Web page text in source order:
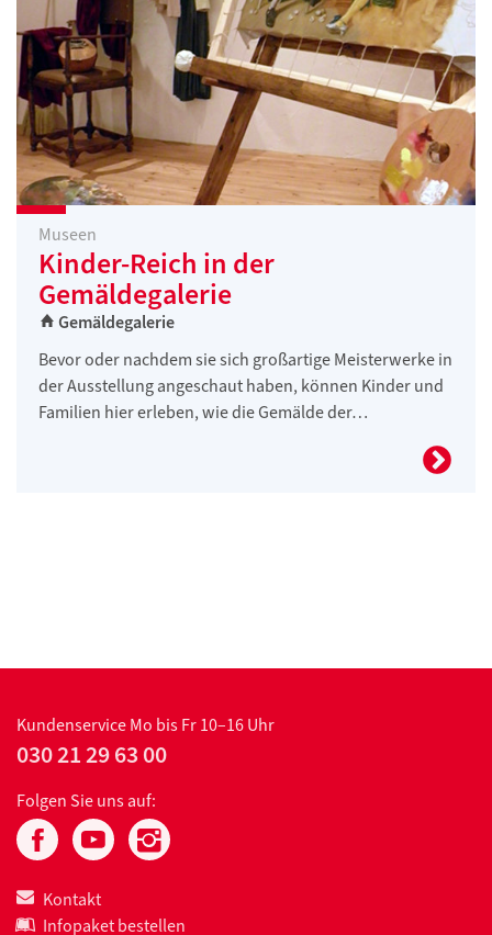
Museen
Kinder-Reich in der
Gemäldegalerie
Gemäldegalerie
Bevor oder nachdem sie sich großartige Meisterwerke in
der Ausstellung angeschaut haben, können Kinder und
Familien hier erleben, wie die Gemälde der…
KundenserviceMo bis Fr 10–16 Uhr
030 21 29 63 00
Folgen Sie uns auf:
Kontakt
Infopaket bestellen